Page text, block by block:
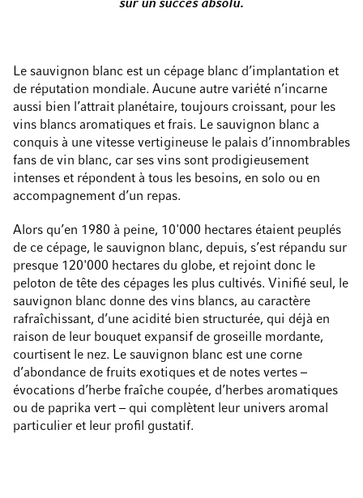
sur un succès absolu.
Le sauvignon blanc est un cépage blanc d’implantation et
de réputation mondiale. Aucune autre variété n’incarne
aussi bien l’attrait planétaire, toujours croissant, pour les
vins blancs aromatiques et frais. Le sauvignon blanc a
conquis à une vitesse vertigineuse le palais d’innombrables
fans de vin blanc, car ses vins sont prodigieusement
intenses et répondent à tous les besoins, en solo ou en
accompagnement d’un repas.
Alors qu’en 1980 à peine, 10'000 hectares étaient peuplés
de ce cépage, le sauvignon blanc, depuis, s’est répandu sur
presque 120'000 hectares du globe, et rejoint donc le
peloton de tête des cépages les plus cultivés. Vinifié seul, le
sauvignon blanc donne des vins blancs, au caractère
rafraîchissant, d’une acidité bien structurée, qui déjà en
raison de leur bouquet expansif de groseille mordante,
courtisent le nez. Le sauvignon blanc est une corne
d’abondance de fruits exotiques et de notes vertes –
évocations d’herbe fraîche coupée, d’herbes aromatiques
ou de paprika vert – qui complètent leur univers aromal
particulier et leur profil gustatif.